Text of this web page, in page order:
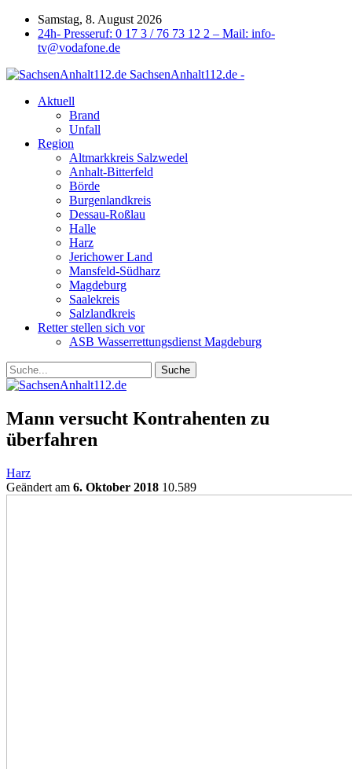
Samstag, 8. August 2026
24h- Presseruf: 0 17 3 / 76 73 12 2 – Mail: info-
tv@vodafone.de
SachsenAnhalt112.de -
Aktuell
Brand
Unfall
Region
Altmarkkreis Salzwedel
Anhalt-Bitterfeld
Börde
Burgenlandkreis
Dessau-Roßlau
Halle
Harz
Jerichower Land
Mansfeld-Südharz
Magdeburg
Saalekreis
Salzlandkreis
Retter stellen sich vor
ASB Wasserrettungsdienst Magdeburg
Mann versucht Kontrahenten zu
überfahren
Harz
Geändert am 6. Oktober 2018 10.589